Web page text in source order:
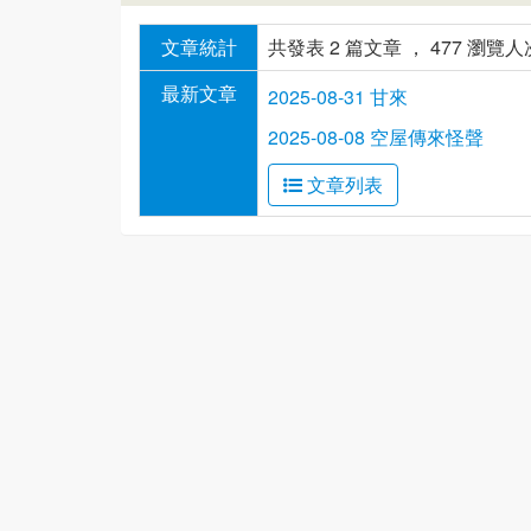
文章統計
共發表 2 篇文章 ， 477 瀏覽人
最新文章
2025-08-31 甘來
2025-08-08 空屋傳來怪聲
文章列表